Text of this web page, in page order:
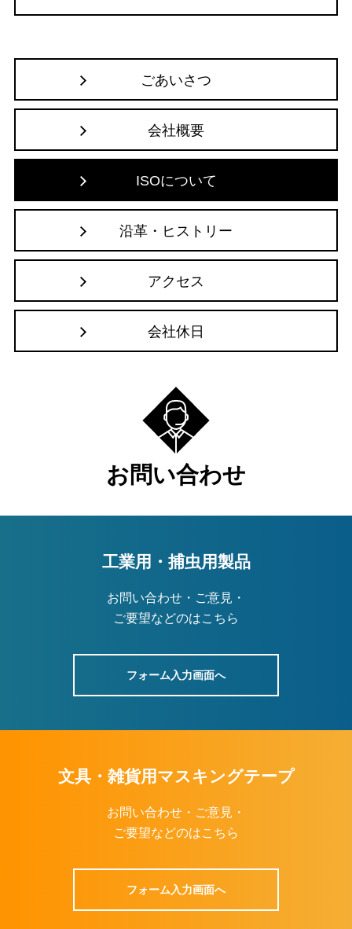
ごあいさつ
会社概要
ISOについて
沿革・ヒストリー
アクセス
会社休日
お問い合わせ
工業用・捕虫用製品
お問い合わせ・ご意見・
ご要望などのはこちら
フォーム入力画面へ
文具・雑貨用マスキングテープ
お問い合わせ・ご意見・
ご要望などのはこちら
フォーム入力画面へ